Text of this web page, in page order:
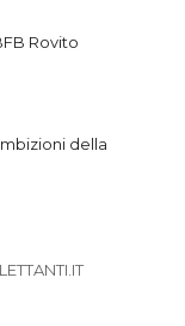
Rovito
della